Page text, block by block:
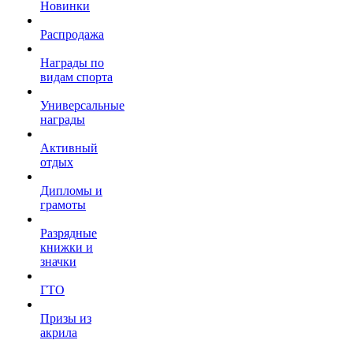
Новинки
Распродажа
Награды по
видам спорта
Универсальные
награды
Активный
отдых
Дипломы и
грамоты
Разрядные
книжки и
значки
ГТО
Призы из
акрила